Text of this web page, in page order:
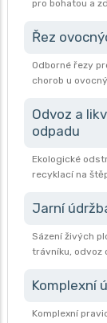
pro bohatou a
Řez
Odborné řezy
chorob u
Odvoz a
odpadu
Ekologické
recyklací na
Jarní
Sázení živých
trávníku, odvoz
Komplexní
Komplexní